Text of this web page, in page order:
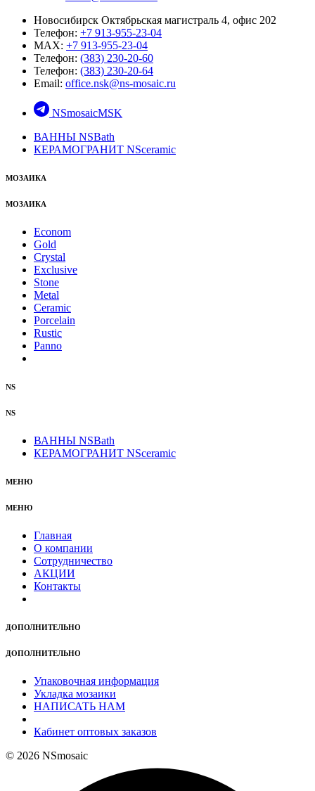
Новосибирск Октябрьская магистраль 4, офис 202
Телефон: +7 913-955-23-04
MAX: +7 913-955-23-04
Телефон: (383) 230-20-60
Телефон: (383) 230-20-64
Email: office.nsk@ns-mosaic.ru
NSmosaicMSK
ВАННЫ NSBath
КЕРАМОГРАНИТ NSceramic
МОЗАИКА
МОЗАИКА
Econom
Gold
Crystal
Exclusive
Stone
Metal
Ceramic
Porcelain
Rustic
Panno
NS
NS
ВАННЫ NSBath
КЕРАМОГРАНИТ NSceramic
МЕНЮ
МЕНЮ
Главная
О компании
Сотрудничество
АКЦИИ
Контакты
ДОПОЛНИТЕЛЬНО
ДОПОЛНИТЕЛЬНО
Упаковочная информация
Укладка мозаики
НАПИСАТЬ НАМ
Кабинет оптовых заказов
© 2026 NSmosaic